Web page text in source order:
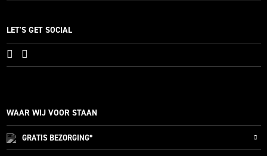
LET'S GET SOCIAL
WAAR WIJ VOOR STAAN
GRATISBEZORGING*